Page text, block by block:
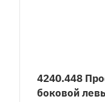
4240.448
боковой